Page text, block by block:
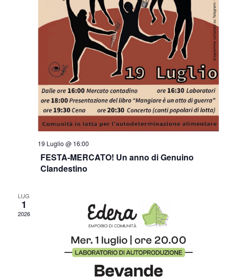
19 Luglio @ 16:00
FESTA-MERCATO! Un anno di Genuino
Clandestino
LUG
1
2026